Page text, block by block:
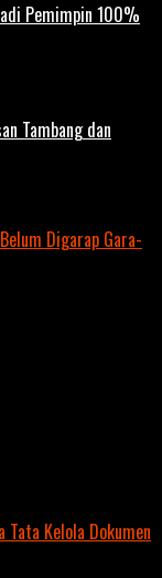
Pemimpin 100%
Tambang dan
Digarap Gara-
Tata Kelola Dokumen